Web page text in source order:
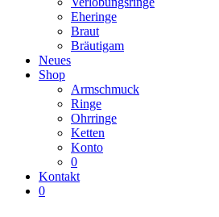
Eheringe
Braut
Bräutigam
Neues
Shop
Armschmuck
Ringe
Ohrringe
Ketten
Konto
0
Kontakt
0